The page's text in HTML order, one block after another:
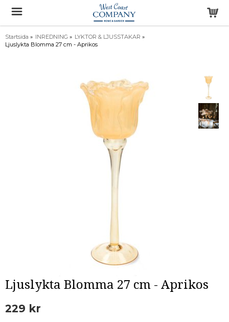
Startsida » INREDNING » LYKTOR & LJUSSTAKAR »
Ljuslykta Blomma 27 cm - Aprikos
Ljuslykta Blomma 27 cm - Aprikos
229 kr